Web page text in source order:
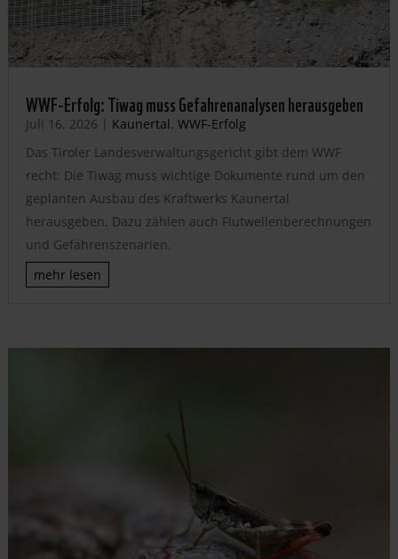
WWF-Erfolg: Tiwag muss Gefahrenanalysen herausgeben
Juli 16, 2026 | Kaunertal, WWF-Erfolg
Das Tiroler Landesverwaltungsgericht gibt dem WWF
recht: Die Tiwag muss wichtige Dokumente rund um den
geplanten Ausbau des Kraftwerks Kaunertal
herausgeben. Dazu zählen auch Flutwellenberechnungen
und Gefahrenszenarien.
mehr lesen